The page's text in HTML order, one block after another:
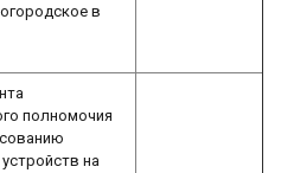
в
полномочия
на